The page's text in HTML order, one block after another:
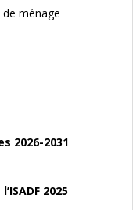
ménage
2026-2031
2025